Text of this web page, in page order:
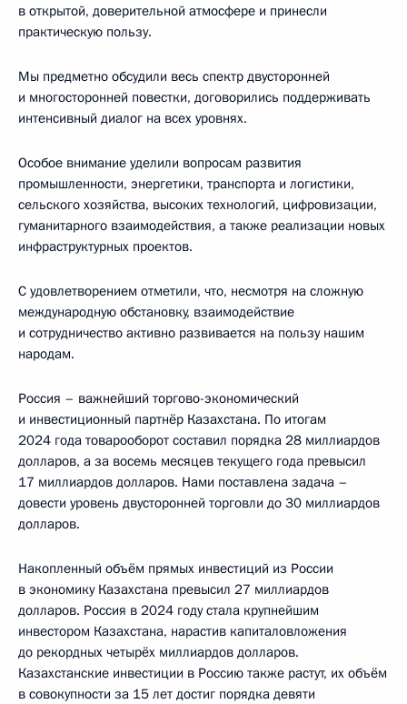
в открытой, доверительной атмосфере и принесли
практическую пользу.
Мы предметно обсудили весь спектр двусторонней
и многосторонней повестки, договорились поддерживать
интенсивный диалог на всех уровнях.
Особое внимание уделили вопросам развития
промышленности, энергетики, транспорта и логистики,
сельского хозяйства, высоких технологий, цифровизации,
гуманитарного взаимодействия, а также реализации новых
инфраструктурных проектов.
С удовлетворением отметили, что, несмотря на сложную
международную обстановку, взаимодействие
и сотрудничество активно развивается на пользу нашим
народам.
Россия – важнейший торгово-экономический
и инвестиционный партнёр Казахстана. По итогам
2024 года товарооборот составил порядка 28 миллиардов
долларов, а за восемь месяцев текущего года превысил
17 миллиардов долларов. Нами поставлена задача –
довести уровень двусторонней торговли до 30 миллиардов
долларов.
Накопленный объём прямых инвестиций из России
в экономику Казахстана превысил 27 миллиардов
долларов. Россия в 2024 году стала крупнейшим
инвестором Казахстана, нарастив капиталовложения
до рекордных четырёх миллиардов долларов.
Казахстанские инвестиции в Россию также растут, их объём
в совокупности за 15 лет достиг порядка девяти